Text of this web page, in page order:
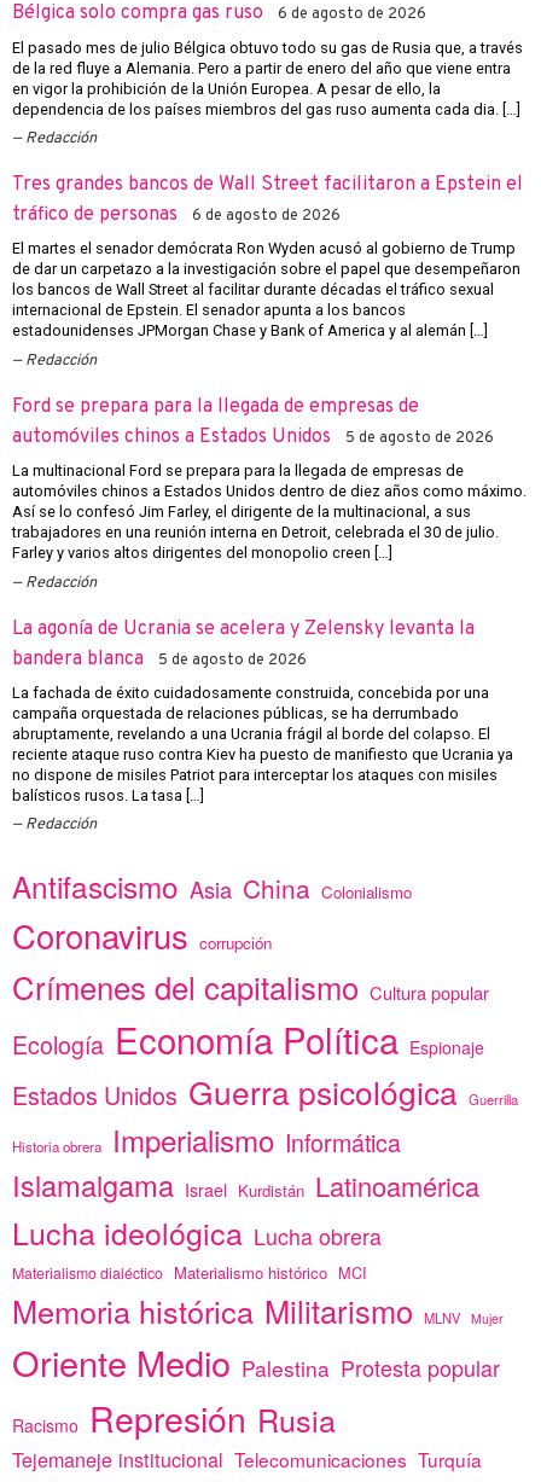
Bélgica solo compra gas ruso 6 de agosto de 2026
El pasado mes de julio Bélgica obtuvo todo su gas de Rusia que, a través
de la red fluye a Alemania. Pero a partir de enero del año que viene entra
en vigor la prohibición de la Unión Europea. A pesar de ello, la
dependencia de los países miembros del gas ruso aumenta cada dia. […]
Redacción
Tres grandes bancos de Wall Street facilitaron a Epstein el
tráfico de personas
6 de agosto de 2026
El martes el senador demócrata Ron Wyden acusó al gobierno de Trump
de dar un carpetazo a la investigación sobre el papel que desempeñaron
los bancos de Wall Street al facilitar durante décadas el tráfico sexual
internacional de Epstein. El senador apunta a los bancos
estadounidenses JPMorgan Chase y Bank of America y al alemán […]
Redacción
Ford se prepara para la llegada de empresas de
automóviles chinos a Estados Unidos
5 de agosto de 2026
La multinacional Ford se prepara para la llegada de empresas de
automóviles chinos a Estados Unidos dentro de diez años como máximo.
Así se lo confesó Jim Farley, el dirigente de la multinacional, a sus
trabajadores en una reunión interna en Detroit, celebrada el 30 de julio.
Farley y varios altos dirigentes del monopolio creen […]
Redacción
La agonía de Ucrania se acelera y Zelensky levanta la
bandera blanca
5 de agosto de 2026
La fachada de éxito cuidadosamente construida, concebida por una
campaña orquestada de relaciones públicas, se ha derrumbado
abruptamente, revelando a una Ucrania frágil al borde del colapso. El
reciente ataque ruso contra Kiev ha puesto de manifiesto que Ucrania ya
no dispone de misiles Patriot para interceptar los ataques con misiles
balísticos rusos. La tasa […]
Redacción
Antifascismo Asia China Colonialismo
Coronavirus corrupción
Crímenes del capitalismo Cultura popular
Ecología Economía Política Espionaje
Estados Unidos Guerra psicológica Guerrilla
Historia obrera Imperialismo Informática
Islamalgama Israel Kurdistán Latinoamérica
Lucha ideológica Lucha obrera
Materialismo dialéctico Materialismo histórico MCI
Memoria histórica Militarismo MLNV Mujer
Oriente Medio Palestina Protesta popular
Racismo Represión Rusia
Tejemaneje institucional Telecomunicaciones Turquía